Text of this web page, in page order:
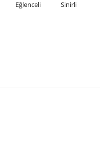
Eğlenceli Sinirli